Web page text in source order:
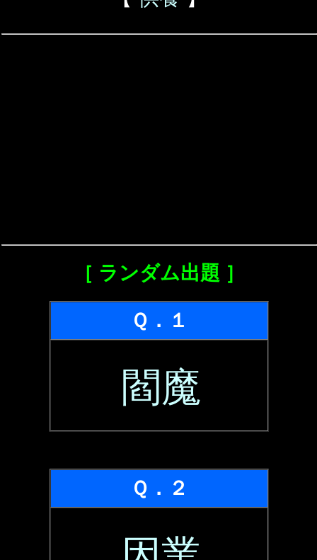
［ ランダム出題 ］
Ｑ．１
閻魔
Ｑ．２